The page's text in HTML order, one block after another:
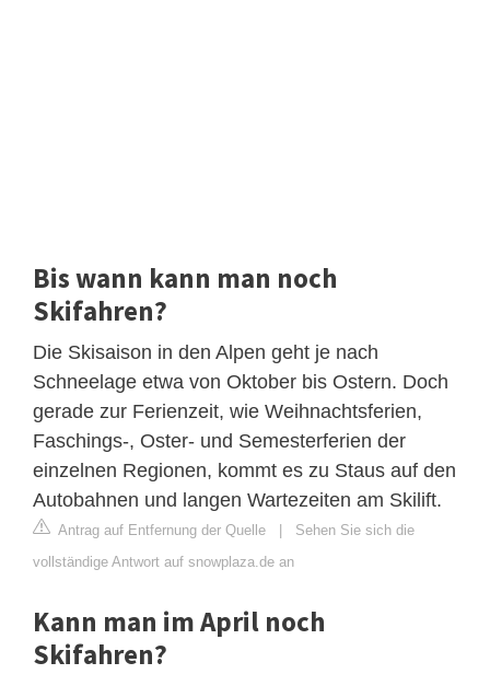
Bis wann kann man noch
Skifahren?
Die Skisaison in den Alpen geht je nach
Schneelage etwa von Oktober bis Ostern. Doch
gerade zur Ferienzeit, wie Weihnachtsferien,
Faschings-, Oster- und Semesterferien der
einzelnen Regionen, kommt es zu Staus auf den
Autobahnen und langen Wartezeiten am Skilift.
Antrag auf Entfernung der Quelle
Sehen Sie sich die
vollständige Antwort auf snowplaza.de an
Kann man im April noch
Skifahren?